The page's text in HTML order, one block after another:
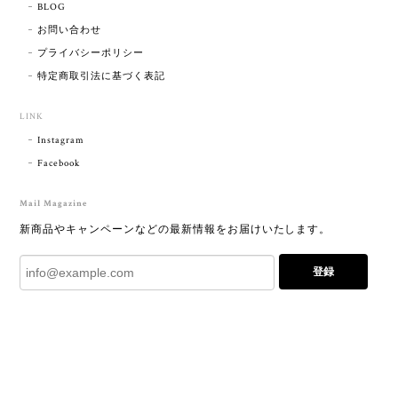
BLOG
お問い合わせ
プライバシーポリシー
特定商取引法に基づく表記
LINK
Instagram
Facebook
Mail Magazine
新商品やキャンペーンなどの最新情報をお届けいたします。
登録